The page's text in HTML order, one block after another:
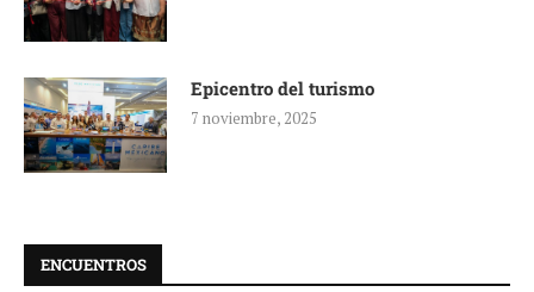
Epicentro del turismo
7 noviembre, 2025
ENCUENTROS